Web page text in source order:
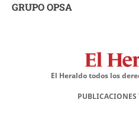
GRUPO OPSA
El Heraldo todos los
PUBLICACIONES